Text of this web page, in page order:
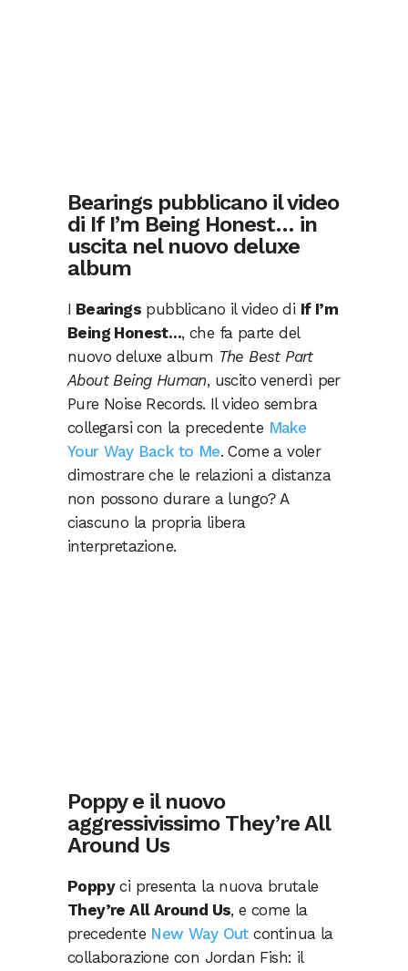
Bearings pubblicano il video
di If I’m Being Honest… in
uscita nel nuovo deluxe
album
I Bearings pubblicano il video di If I’m
Being Honest…, che fa parte del
nuovo deluxe album The Best Part
About Being Human, uscito venerdì per
Pure Noise Records. Il video sembra
collegarsi con la precedente Make
Your Way Back to Me. Come a voler
dimostrare che le relazioni a distanza
non possono durare a lungo? A
ciascuno la propria libera
interpretazione.
Poppy e il nuovo
aggressivissimo They’re All
Around Us
Poppyci presenta la nuova brutale
They’re All Around Us, e come la
precedente New Way Outcontinua la
collaborazione con Jordan Fish: il